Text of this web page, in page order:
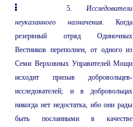
5.Исследователи
неуказанного назначения. Когда
резервный отряд Одиночных
Вестников переполнен, от одного из
Семи Верховных Управителей Мощи
исходит призыв добровольцев-
исследователей; и в добровольцах
никогда нет недостатка, ибо они рады
быть посланными в качестве